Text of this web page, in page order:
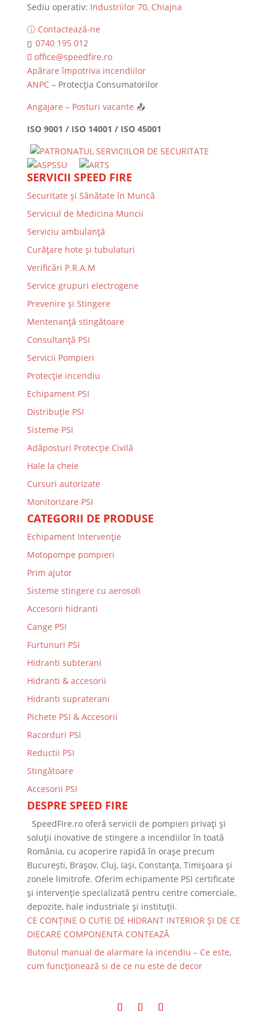
Sediu operativ: Industriilor 70, Chiajna
ⓘ Contactează-ne
0740 195 012
office@speedfire.ro
Apărare împotriva incendiilor
ANPC– Protecția Consumatorilor
Angajare – Posturi vacante 📤
ISO 9001 / ISO 14001 / ISO 45001
SERVICII SPEED FIRE
Securitate și Sănătate în Muncă
Serviciul de Medicina Muncii
Serviciu ambulanță
Curățare hote și tubulaturi
Verificări P.R.A.M
Service grupuri electrogene
Prevenire şi Stingere
Mentenanţă stingătoare
Consultanţă PSI
Servicii Pompieri
Protecţie incendiu
Echipament PSI
Distribuţie PSI
Sisteme PSI
Adăposturi Protecție Civilă
Hale la cheie
Cursuri autorizate
Monitorizare PSI
CATEGORII DE PRODUSE
Echipament Intervenție
Motopompe pompieri
Prim ajutor
Sisteme stingere cu aerosoli
Accesorii hidranti
Cange PSI
Furtunuri PSI
Hidranti subterani
Hidranti & accesorii
Hidranti supraterani
Pichete PSI & Accesorii
Racorduri PSI
Reductii PSI
Stingătoare
Accesorii PSI
DESPRE SPEED FIRE
SpeedFire.ro oferă servicii de pompieri privați și
soluții inovative de stingere a incendiilor în toată
România, cu acoperire rapidă în orașe precum
București, Brașov, Cluj, Iași, Constanța, Timișoara și
zonele limitrofe. Oferim echipamente PSI certificate
și intervenție specializată pentru centre comerciale,
depozite, hale industriale și instituții.
CE CONȚINE O CUTIE DE HIDRANT INTERIOR ȘI DE CE
DIECARE COMPONENTA CONTEAZĂ
Butonul manual de alarmare la incendiu – Ce este,
cum funcționează si de ce nu este de decor